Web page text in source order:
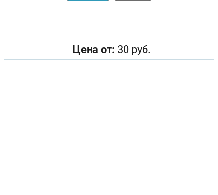
Цена от: 30 руб.